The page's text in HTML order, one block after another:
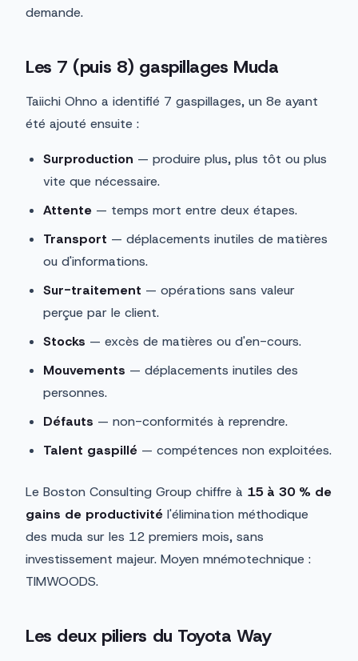
demande.
Les 7 (puis 8) gaspillages Muda
Taiichi Ohno a identifié 7 gaspillages, un 8e ayant
été ajouté ensuite :
Surproduction — produire plus, plus tôt ou plus
vite que nécessaire.
Attente — temps mort entre deux étapes.
Transport — déplacements inutiles de matières
ou d'informations.
Sur-traitement — opérations sans valeur
perçue par le client.
Stocks — excès de matières ou d'en-cours.
Mouvements — déplacements inutiles des
personnes.
Défauts — non-conformités à reprendre.
Talent gaspillé — compétences non exploitées.
Le Boston Consulting Group chiffre à 15 à 30 % de
gains de productivité l'élimination méthodique
des muda sur les 12 premiers mois, sans
investissement majeur. Moyen mnémotechnique :
TIMWOODS.
Les deux piliers du Toyota Way